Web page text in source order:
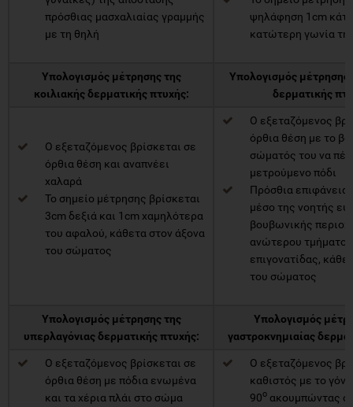
πρόσθιας μασχαλιαίας γραμμής
με τη θηλή
ψηλάφηση 1cm
κατώτερη γωνία
Υπολογισμός μέτρησης της
κοιλιακής δερματικής πτυχής:
Υπολογισμός μέτρησης
δερματικής
Ο εξεταζόμενος βρίσκεται σε
όρθια θέση και αναπνέει
χαλαρά
Το σημείο μέτρησης βρίσκεται
3cm δεξιά και 1cm χαμηλότερα
του αφαλού, κάθετα στον άξονα
του σώματος
Ο εξεταζόμενος
όρθια θέση με το
σώματός του να
μετρούμενο πόδι
Πρόσθια επιφάνεια
μέσο της νοητής
βουβωνικής
ανώτερου
επιγονατίδας,
του σώματος
Υπολογισμός μέτρησης της
υπερλαγόνιας δερματικής πτυχής:
Υπολογισμός
γαστροκνημιαίας
Ο εξεταζόμενος βρίσκεται σε
όρθια θέση με πόδια ενωμένα
και τα χέρια πλάι στο σώμα
Ο εξεταζόμενος
καθιστός με το
90ο ακουμπώντας